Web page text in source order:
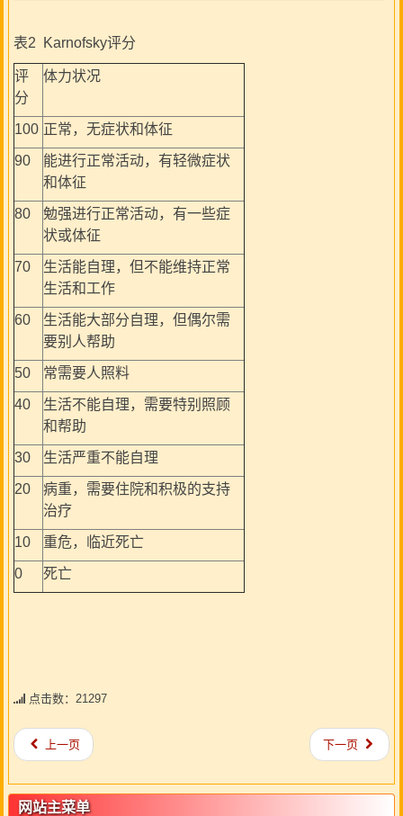
表2 Karnofsky评分
评
分
体力状况
100 正常，无症状和体征
90
能进行正常活动，有轻微症状
和体征
80
勉强进行正常活动，有一些症
状或体征
70
生活能自理，但不能维持正常
生活和工作
60
生活能大部分自理，但偶尔需
要别人帮助
50 常需要人照料
40
生活不能自理，需要特别照顾
和帮助
30 生活严重不能自理
20
病重，需要住院和积极的支持
治疗
10 重危，临近死亡
0 死亡
点击数：21297
上一页 下一页
网站主菜单